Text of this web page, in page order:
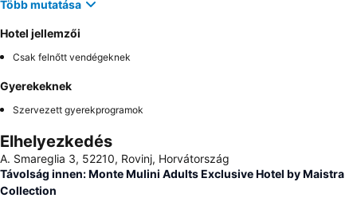
Több mutatása
Hotel jellemzői
Csak felnőtt vendégeknek
Gyerekeknek
Szervezett gyerekprogramok
Elhelyezkedés
A. Smareglia 3, 52210, Rovinj, Horvátország
Távolság innen: Monte Mulini Adults Exclusive Hotel by Maistra
Collection